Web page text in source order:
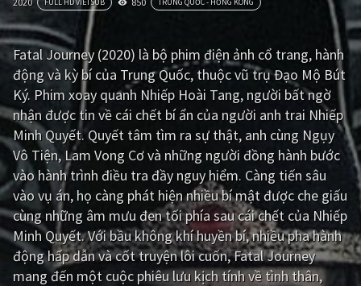
Tâm lý Chiến tranh
Võ thuật - Kiếm hiệp
Kinh dị Tội phạm - Hình sự
Phiêu lưu Hài hước
Viễn tưởng Khoa học - Tài liệu
Hoạt hình Thể thao
Tình cảm - Lãng mạn Kỳ ảo
Giật gân Gia đình
Bí ẩn Lịch sử
Fatal Journey (2020) là bộ phim điện ảnh cổ trang, hành
động và kỳ bí của Trung Quốc, thuộc vũ trụ Đạo Mộ Bút
Ký. Phim xoay quanh Nhiếp Hoài Tang, người bất ngờ
nhận được tin về cái chết bí ẩn của người anh trai Nhiếp
Minh Quyết. Quyết tâm tìm ra sự thật, anh cùng Ngụy
Vô Tiện, Lam Vong Cơ và những người đồng hành bước
vào hành trình điều tra đầy nguy hiểm. Càng tiến sâu
vào vụ án, họ càng phát hiện nhiều bí mật được che giấu
cùng những âm mưu đen tối phía sau cái chết của Nhiếp
Minh Quyết. Với bầu không khí huyền bí, nhiều pha hành
động hấp dẫn và cốt truyện lôi cuốn, Fatal Journey
mang đến một cuộc phiêu lưu kịch tính về tình thân,